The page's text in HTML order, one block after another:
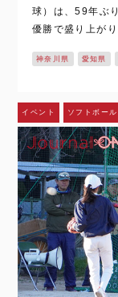
球）は、59年ぶ
優勝で盛り上が
トップリーグ
神奈川県 愛知県
イベント ソフトボール